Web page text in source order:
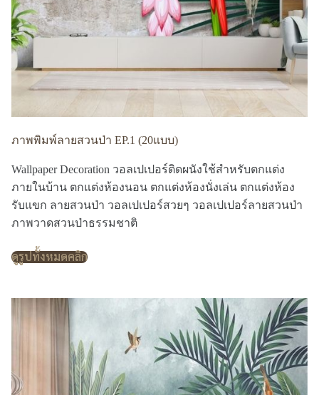
ภาพพิมพ์ลายสวนป่า EP.1 (20แบบ)
Wallpaper Decoration วอลเปเปอร์ติดผนังใช้สำหรับตกแต่ง
ภายในบ้าน ตกแต่งห้องนอน ตกแต่งห้องนั่งเล่น ตกแต่งห้อง
รับแขก ลายสวนป่า วอลเปเปอร์สวยๆ วอลเปเปอร์ลายสวนป่า
ภาพวาดสวนป่าธรรมชาติ
ดูรูปทั้งหมดคลิก